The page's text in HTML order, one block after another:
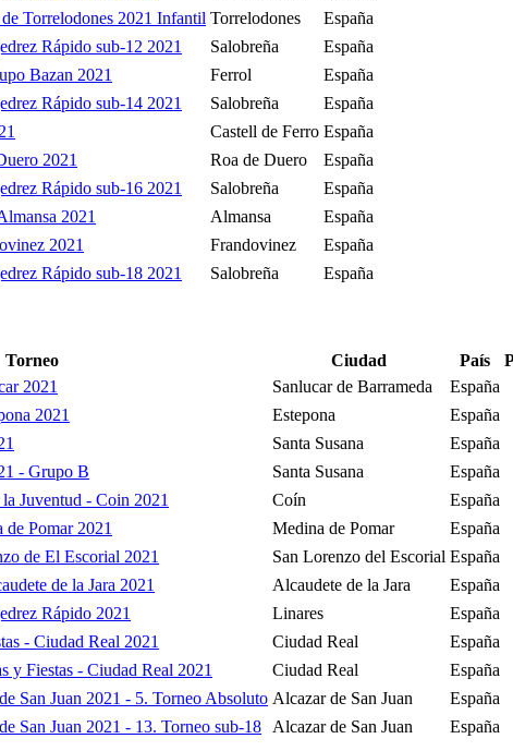
Torrelodones 2021 Infantil Torrelodones
España
Rápido sub-12 2021 Salobreña
España
Bazan 2021 Ferrol
España
Rápido sub-14 2021 Salobreña
España
Castell de Ferro España
2021 Roa de Duero
España
Rápido sub-16 2021 Salobreña
España
2021 Almansa
España
2021 Frandovinez
España
Rápido sub-18 2021 Salobreña
España
Torneo Ciudad País
2021 Sanlucar de Barrameda
España
2021 Estepona
España
Santa Susana
España
- Grupo B Santa Susana
España
Juventud - Coin 2021 Coín
España
Pomar 2021 Medina de Pomar
España
de El Escorial 2021 San Lorenzo del Escorial España
de la Jara 2021 Alcaudete de la Jara
España
Rápido 2021 Linares
España
- Ciudad Real 2021 Ciudad Real
España
y Fiestas - Ciudad Real 2021 Ciudad Real
España
San Juan 2021 - 5. Torneo Absoluto Alcazar de San Juan
España
San Juan 2021 - 13. Torneo sub-18 Alcazar de San Juan
España